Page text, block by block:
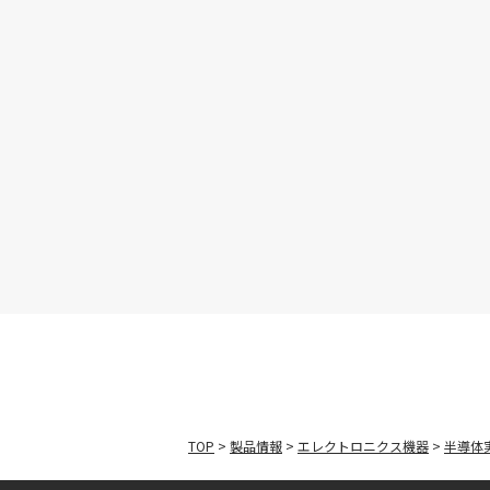
TOP > 製品情報 > エレクトロニクス機器 > 半導体